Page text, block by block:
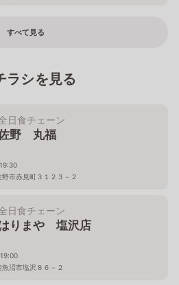
すべて見る
ラシを見る
日食チェーン
野 丸福
野市赤見町３１２３－２
日食チェーン
りまや 塩沢店
魚沼市塩沢８６－２